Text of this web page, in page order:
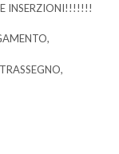
INSERZIONI!!!!!!!